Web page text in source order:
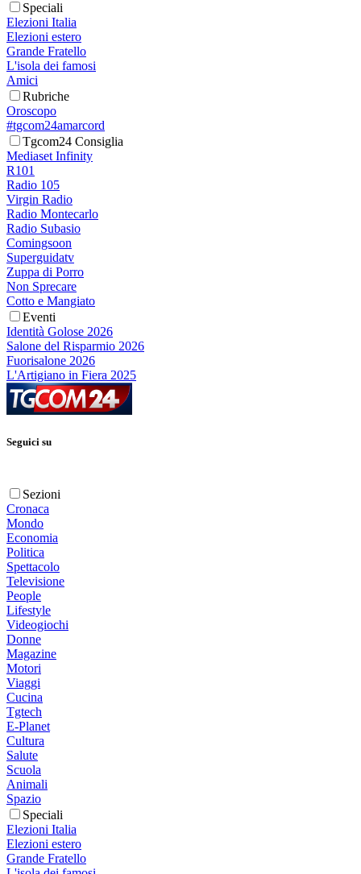
Speciali
Elezioni Italia
Elezioni estero
Grande Fratello
L'isola dei famosi
Amici
Rubriche
Oroscopo
#tgcom24amarcord
Tgcom24 Consiglia
Mediaset Infinity
R101
Radio 105
Virgin Radio
Radio Montecarlo
Radio Subasio
Comingsoon
Superguidatv
Zuppa di Porro
Non Sprecare
Cotto e Mangiato
Eventi
Identità Golose 2026
Salone del Risparmio 2026
Fuorisalone 2026
L'Artigiano in Fiera 2025
Seguici su
Sezioni
Cronaca
Mondo
Economia
Politica
Spettacolo
Televisione
People
Lifestyle
Videogiochi
Donne
Magazine
Motori
Viaggi
Cucina
Tgtech
E-Planet
Cultura
Salute
Scuola
Animali
Spazio
Speciali
Elezioni Italia
Elezioni estero
Grande Fratello